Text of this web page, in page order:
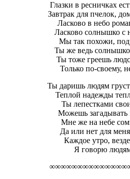
Глазки в ресничках
Завтрак для пчелок,
Ласково в небо
Ласково солнышко с
Мы так похожи,
Ты же ведь солнышко
Ты тоже греешь
Только по-своему,
Ты даришь людям
Теплой надежды
Ты лепестками
Можешь загадывать
Мне же на небе
Да или нет для меня
Каждое утро,
Я говорю